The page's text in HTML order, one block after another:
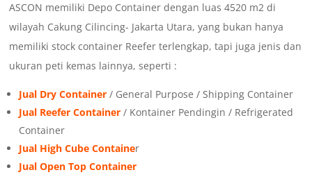
ASCON memiliki Depo Container dengan luas 4520 m2 di
wilayah Cakung Cilincing- Jakarta Utara, yang bukan hanya
memiliki stock container Reefer terlengkap, tapi juga jenis dan
ukuran peti kemas lainnya, seperti :
Jual Dry Container / General Purpose / Shipping Container
Jual Reefer Container / Kontainer Pendingin / Refrigerated
Container
Jual High Cube Container
Jual Open Top Container